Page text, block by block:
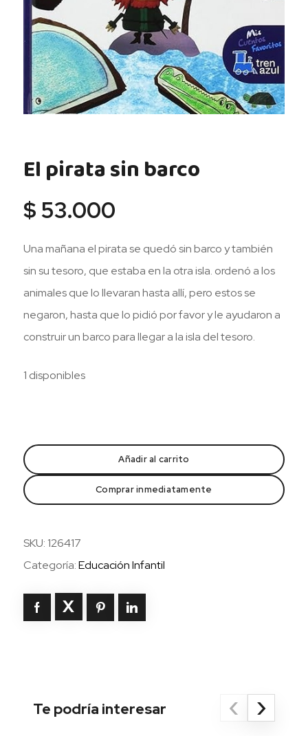
El pirata sin barco
$ 53.000
Una mañana el pirata se quedó sin barco y también
sin su tesoro, que estaba en la otra isla. ordenó a los
animales que lo llevaran hasta allí, pero estos se
negaron, hasta que lo pidió por favor y le ayudaron a
construir un barco para llegar a la isla del tesoro.
1 disponibles
pirata
sin
barco
cantidad
Añadir al carrito
Comprar inmediatamente
SKU:126417
Categoría:Educación Infantil
Te podría interesar ‹ ›